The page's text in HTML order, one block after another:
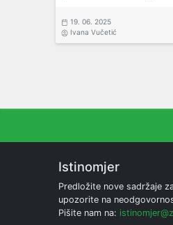
19. 06. 2025
Ivana Vučetić
Istinomjer
Predložite nove sadržaje
upozorite na
Pišite nam na: